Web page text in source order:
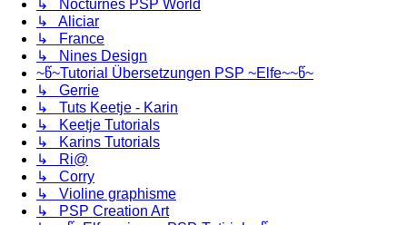
↳ Nocturnes PSP World
↳ Aliciar
↳ France
↳ Nines Design
~წ~Tutorial Übersetzungen PSP ~Elfe~~წ~
↳ Gerrie
↳ Tuts Keetje - Karin
↳ Keetje Tutorials
↳ Karins Tutorials
↳ Ri@
↳ Corry
↳ Violine graphisme
↳ PSP Creation Art